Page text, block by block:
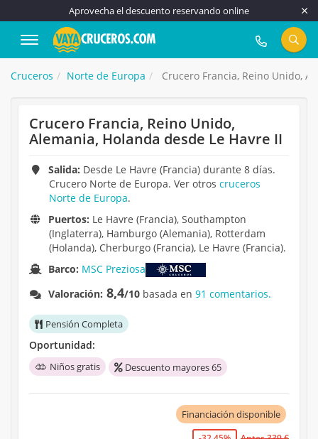
Aprovecha el descuento reservando online
917 815 555
Cruceros Norte de Europa Crucero Francia, Reino Unido,
Crucero Francia, Reino Unido,
Alemania, Holanda desde Le Havre II
Salida: Desde Le Havre (Francia) durante 8 días.
Crucero Norte de Europa. Ver otros cruceros
Norte de Europa.
Puertos: Le Havre (Francia), Southampton
(Inglaterra), Hamburgo (Alemania), Rotterdam
(Holanda), Cherburgo (Francia), Le Havre (Francia).
Barco: MSC Preziosa
Valoración: 8,4/10 basada en91 comentarios.
Pensión Completa
Oportunidad:
Niños gratis Descuento mayores 65
Financiación disponible